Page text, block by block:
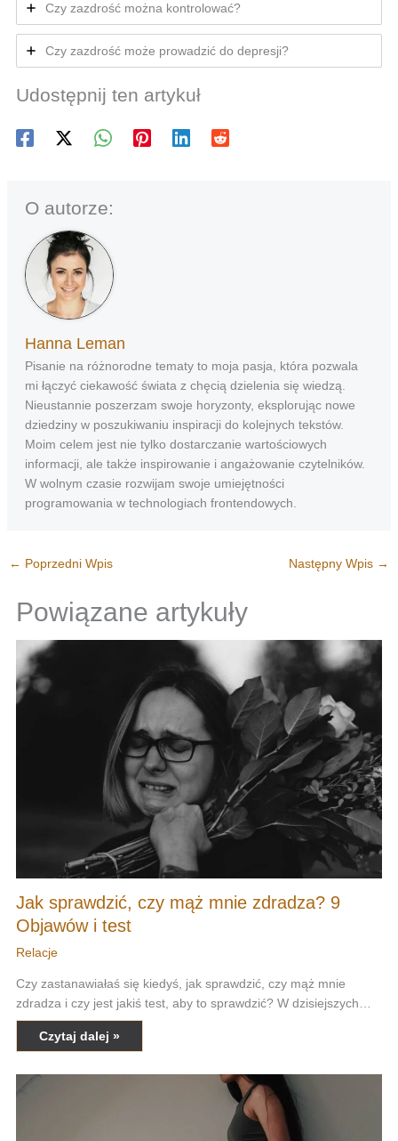
Czy zazdrość można kontrolować?
Czy zazdrość może prowadzić do depresji?
Udostępnij ten artykuł
O autorze:
Hanna Leman
Pisanie na różnorodne tematy to moja pasja, która pozwala
mi łączyć ciekawość świata z chęcią dzielenia się wiedzą.
Nieustannie poszerzam swoje horyzonty, eksplorując nowe
dziedziny w poszukiwaniu inspiracji do kolejnych tekstów.
Moim celem jest nie tylko dostarczanie wartościowych
informacji, ale także inspirowanie i angażowanie czytelników.
W wolnym czasie rozwijam swoje umiejętności
programowania w technologiach frontendowych.
← Poprzedni Wpis Następny Wpis →
Powiązane artykuły
Jak sprawdzić, czy mąż mnie zdradza? 9
Objawów i test
Relacje
Czy zastanawiałaś się kiedyś, jak sprawdzić, czy mąż mnie
zdradza i czy jest jakiś test, aby to sprawdzić? W dzisiejszych…
Czytaj dalej »